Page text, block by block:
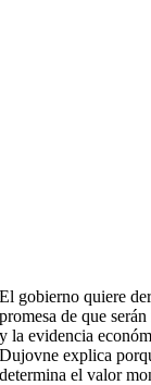
El gobierno quiere
promesa de que
y la evidencia
Dujovne explica
determina el valor